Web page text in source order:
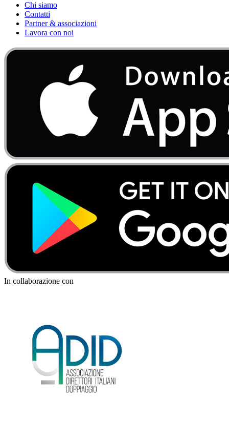
Chi siamo
Contatti
Partner & associazioni
Lavora con noi
In collaborazione con